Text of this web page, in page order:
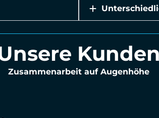
Kunden
Zusammenarbeit auf Augenhöhe